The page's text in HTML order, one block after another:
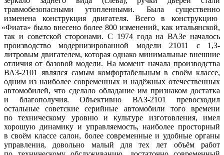
травмобезопасными утопленными. Была существенно
изменена конструкция двигателя. Всего в конструкцию
«Фиата» было внесено более 800 изменений, как итальянской,
так и советской сторонами. С 1974 года на ВАЗе началось
производство модернизированной модели 21011 c 1,3-
литровым двигателем, которая однако минимальные внешние
отличия от базовой модели. На момент начала производства
ВАЗ-2101 являлся самым комфортабельным в своём классе,
одним из наиболее современных и надёжных отечественных
автомобилей, что сделало обладание им признаком достатка
и благополучия. Объективно ВАЗ-2101 превосходил
остальные советские серийные автомобили того времени
по техническому уровню и культуре изготовления, имел
хорошую динамику и управляемость, наиболее просторный
в своём классе салон, более современные и удобные органы
управления, довольно малый для тех лет объём работ